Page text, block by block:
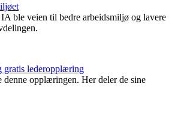
ble veien til bedre arbeidsmiljø og lavere
gratis lederopplæring
denne opplæringen. Her deler de sine